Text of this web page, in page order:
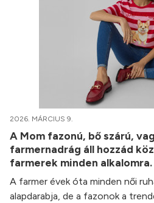
2026. MÁRCIUS 9.
A Mom fazonú, bő szárú,
farmernadrág áll hozzád
farmerek minden alkalomra.
A farmer évek óta minden női
alapdarabja, de a fazonok a